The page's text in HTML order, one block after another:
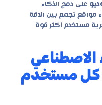
على دمج الذكاء
مواقع تجمع بين الدقة
مستخدم أكثر قوة
كل مستخدم